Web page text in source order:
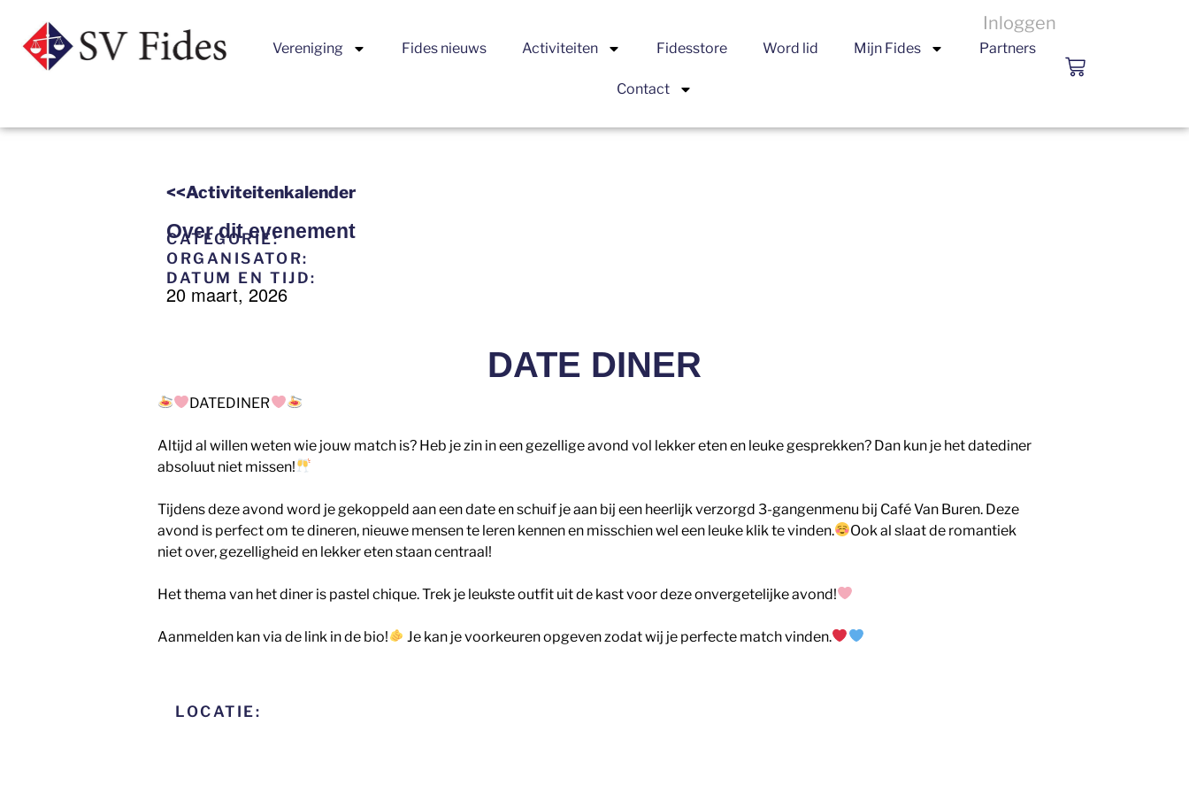
Inloggen
Vereniging Fides nieuws Activiteiten Fidesstore Word lid Mijn Fides Partners
Contact
<<Activiteitenkalender
Over dit evenement
CATEGORIE:
ORGANISATOR:
DATUM EN TIJD:
20 maart, 2026
DATE DINER
DATEDINER
Altijd al willen weten wie jouw match is? Heb je zin in een gezellige avond vol lekker eten en leuke gesprekken? Dan kun je het datediner
absoluut niet missen!
Tijdens deze avond word je gekoppeld aan een date en schuif je aan bij een heerlijk verzorgd 3-gangenmenu bij Café Van Buren. Deze
avond is perfect om te dineren, nieuwe mensen te leren kennen en misschien wel een leuke klik te vinden.
Ook al slaat de romantiek
niet over, gezelligheid en lekker eten staan centraal!
Het thema van het diner is pastel chique. Trek je leukste outfit uit de kast voor deze onvergetelijke avond!
Aanmelden kan via de link in de bio! Je kan je voorkeuren opgeven zodat wij je perfecte match vinden.
LOCATIE: